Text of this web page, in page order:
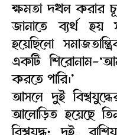
ক্ষমতা দখল করার
জানাতে ব্যর্থ হয়
হয়েছিলো
একটি শিরোনাম-
করতে পারি।’
আসলে দুই
আলোড়িত হয়েছে